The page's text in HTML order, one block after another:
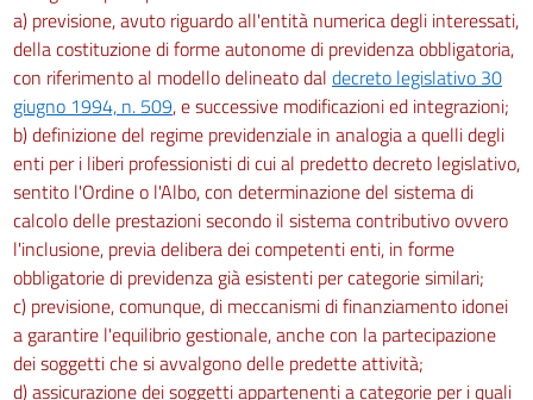
a) previsione, avuto riguardo all'entità numerica degli interessati,
della costituzione di forme autonome di previdenza obbligatoria,
con riferimento al modello delineato dal decreto legislativo 30
giugno 1994, n. 509, e successive modificazioni ed integrazioni;
b) definizione del regime previdenziale in analogia a quelli degli
enti per i liberi professionisti di cui al predetto decreto legislativo,
sentito l'Ordine o l'Albo, con determinazione del sistema di
calcolo delle prestazioni secondo il sistema contributivo ovvero
l'inclusione, previa delibera dei competenti enti, in forme
obbligatorie di previdenza già esistenti per categorie similari;
c) previsione, comunque, di meccanismi di finanziamento idonei
a garantire l'equilibrio gestionale, anche con la partecipazione
dei soggetti che si avvalgono delle predette attività;
d) assicurazione dei soggetti appartenenti a categorie per i quali